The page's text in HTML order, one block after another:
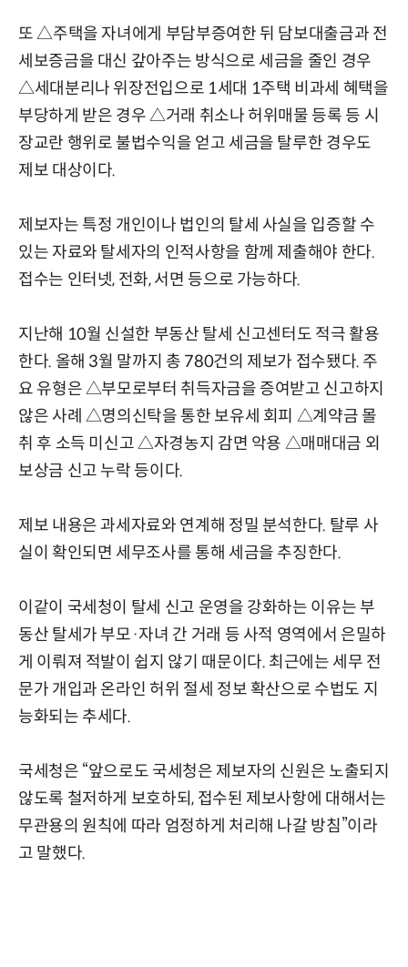
또 △주택을 자녀에게 부담부증여한 뒤 담보대출금과 전
세보증금을 대신 갚아주는 방식으로 세금을 줄인 경우
△세대분리나 위장전입으로 1세대 1주택 비과세 혜택을
부당하게 받은 경우 △거래 취소나 허위매물 등록 등 시
장교란 행위로 불법수익을 얻고 세금을 탈루한 경우도
제보 대상이다.
제보자는 특정 개인이나 법인의 탈세 사실을 입증할 수
있는 자료와 탈세자의 인적사항을 함께 제출해야 한다.
접수는 인터넷, 전화, 서면 등으로 가능하다.
지난해 10월 신설한 부동산 탈세 신고센터도 적극 활용
한다. 올해 3월 말까지 총 780건의 제보가 접수됐다. 주
요 유형은 △부모로부터 취득자금을 증여받고 신고하지
않은 사례 △명의신탁을 통한 보유세 회피 △계약금 몰
취 후 소득 미신고 △자경농지 감면 악용 △매매대금 외
보상금 신고 누락 등이다.
제보 내용은 과세자료와 연계해 정밀 분석한다. 탈루 사
실이 확인되면 세무조사를 통해 세금을 추징한다.
이같이 국세청이 탈세 신고 운영을 강화하는 이유는 부
동산 탈세가 부모·자녀 간 거래 등 사적 영역에서 은밀하
게 이뤄져 적발이 쉽지 않기 때문이다. 최근에는 세무 전
문가 개입과 온라인 허위 절세 정보 확산으로 수법도 지
능화되는 추세다.
국세청은 “앞으로도 국세청은 제보자의 신원은 노출되지
않도록 철저하게 보호하되, 접수된 제보사항에 대해서는
무관용의 원칙에 따라 엄정하게 처리해 나갈 방침”이라
고 말했다.